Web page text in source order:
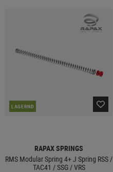
LAGERND
RAPAX SPRINGS
RMS Modular Spring 4+ J Spring RSS /
TAC41 / SSG / VRS